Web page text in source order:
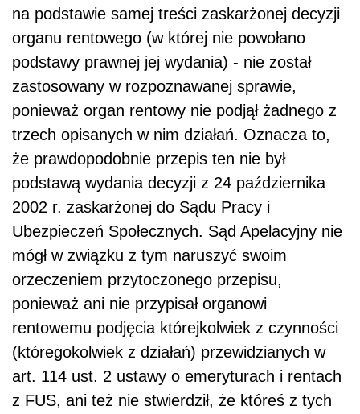
na podstawie samej treści zaskarżonej decyzji
organu rentowego (w której nie powołano
podstawy prawnej jej wydania) - nie został
zastosowany w rozpoznawanej sprawie,
ponieważ organ ren­towy nie podjął żadnego z
trzech opisanych w nim działań. Oznacza to,
że prawdo­podobnie przepis ten nie był
podstawą wydania decyzji z 24 października
2002 r. zaskarżonej do Sądu Pracy i
Ubezpieczeń Społecznych. Sąd Apelacyjny nie
mógł w związku z tym naruszyć swoim
orzeczeniem przytoczonego przepisu,
ponieważ ani nie przypisał organowi
rentowemu podjęcia którejkolwiek z czynności
(któregokol­wiek z działań) przewidzianych w
art. 114 ust. 2 ustawy o emeryturach i rentach
z FUS, ani też nie stwierdził, że któreś z tych